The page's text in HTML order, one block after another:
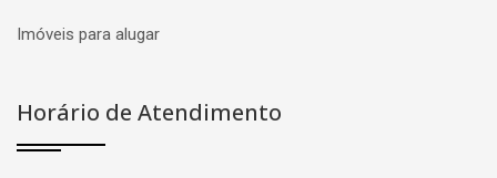
Imóveis para alugar
Horário de Atendimento